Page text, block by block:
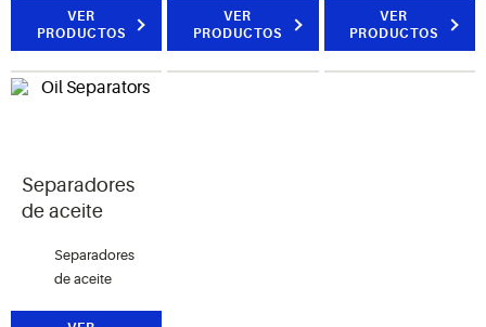
electrónico
VER
PRODUCTOS
de aceite
electrónicos
VER
PRODUCTOS
de líquido
VER
PRODUCTOS
Separadores
de aceite
Separadores
de aceite